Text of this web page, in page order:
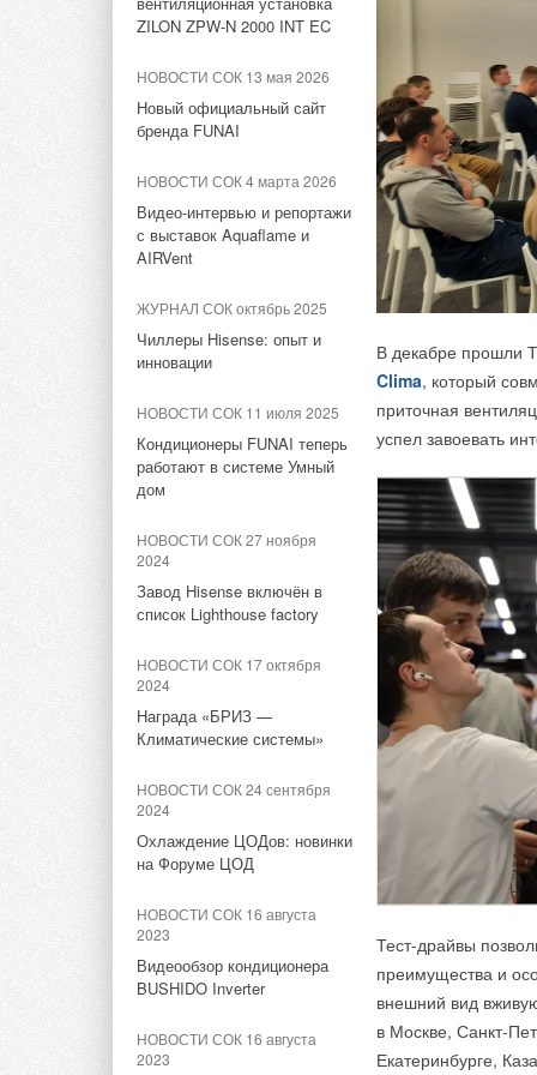
ZILON ZPW-N 2000 INT EC
НОВОСТИ СОК 13 мая 2026
Новый официальный сайт
бренда FUNAI
НОВОСТИ СОК 4 марта 2026
Видео-интервью и репортажи
с выставок Aquaflame и
AIRVent
ЖУРНАЛ СОК октябрь 2025
Чиллеры Hisense: опыт и
инновации
НОВОСТИ СОК 11 июля 2025
Кондиционеры FUNAI теперь
работают в системе Умный
дом
НОВОСТИ СОК 27 ноября
2024
Завод Hisense включён в
список Lighthouse factory
НОВОСТИ СОК 17 октября
2024
Награда «БРИЗ —
Климатические системы»
НОВОСТИ СОК 24 сентября
2024
Охлаждение ЦОДов: новинки
на Форуме ЦОД
НОВОСТИ СОК 16 августа
2023
Видеообзор кондиционера
BUSHIDO Inverter
НОВОСТИ СОК 16 августа
2023
В декабре прошли
Clima, который
приточная
успел завоевать
Тест-драйвы
преимущества и
внешний вид
в Москве, Санкт-
Екатеринбурге,
электромобиля
стран к энергопереходу
снизилась впервые за 10 лет
НОВОСТИ СОК 19 июня 2026
В РФ испытали безопасные и
энергоемкие аккумуляторы
для электромобилей и БПЛА
НОВОСТИ СОК 17 июня 2026
Европа сможет покрыть до
78% потребностей в литии за
НОВОСТИ СОК 4 мая 2026
Заключена крупнейшая в
мире сделка по поставке
СНЭ
НОВОСТИ СОК 17 апреля
2026
электротранспорта и ВИЭ
появится в Адыгее летом
2026г.
Зарядная станция для
электромобилей на
солнечных
фотоэлектрических
города Краснодара
НОВОСТИ СОК 26 марта 2026
Китайские производители
твердотельные
аккумуляторы
Уже в следующем
Telegram-канале
перевозках,
оплатить проезд
биометрии.
Летом 2022 года
флот Москвы будет
судна.
2 пункта
Там будут
Маршрутов
Автозаводский
работать
ходить по мелкому